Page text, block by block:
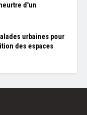
d'un
urbaines pour
des espaces